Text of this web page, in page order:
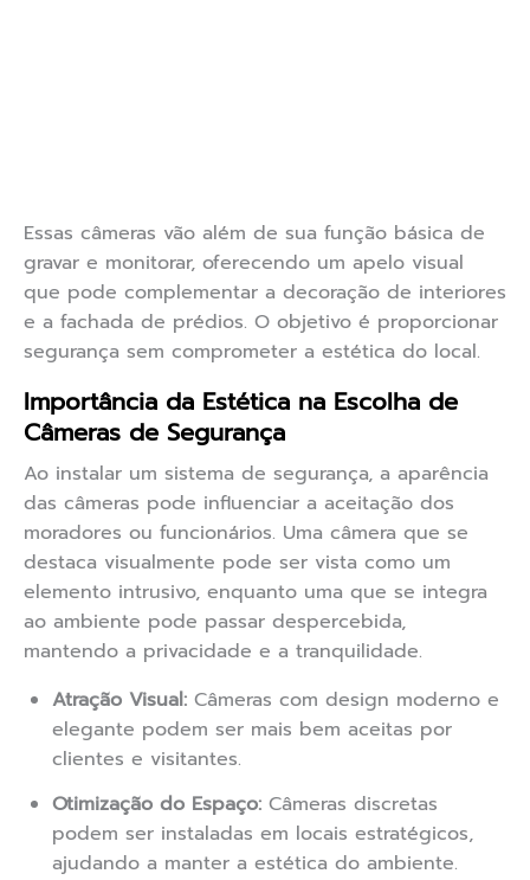
Essas câmeras vão além de sua função básica de
gravar e monitorar, oferecendo um apelo visual
que pode complementar a decoração de interiores
e a fachada de prédios. O objetivo é proporcionar
segurança sem comprometer a estética do local.
Importância da Estética na Escolha de
Câmeras de Segurança
Ao instalar um sistema de segurança, a aparência
das câmeras pode influenciar a aceitação dos
moradores ou funcionários. Uma câmera que se
destaca visualmente pode ser vista como um
elemento intrusivo, enquanto uma que se integra
ao ambiente pode passar despercebida,
mantendo a privacidade e a tranquilidade.
Atração Visual: Câmeras com design moderno e
elegante podem ser mais bem aceitas por
clientes e visitantes.
Otimização do Espaço: Câmeras discretas
podem ser instaladas em locais estratégicos,
ajudando a manter a estética do ambiente.